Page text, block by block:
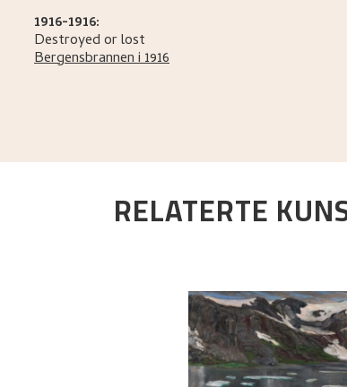
1916-1916:
Destroyed or lost
Bergensbrannen i 1916
RELATERTE